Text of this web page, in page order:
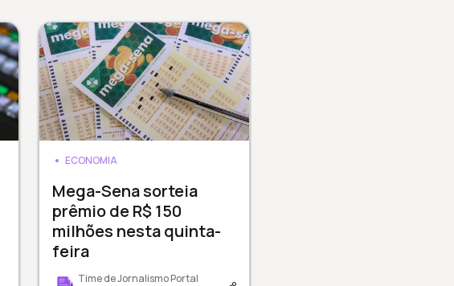
ECONOMIA
Mega-Sena sorteia
prêmio de R$ 150
milhões nesta quinta-
feira
Time de Jornalismo Portal